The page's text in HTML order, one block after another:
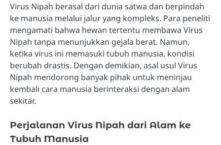
Virus Nipah berasal dari dunia satwa dan berpindah
ke manusia melalui jalur yang kompleks. Para peneliti
mengamati bahwa hewan tertentu membawa Virus
Nipah tanpa menunjukkan gejala berat. Namun,
ketika virus ini memasuki tubuh manusia, kondisi
berubah drastis. Dengan demikian, asal usul Virus
Nipah mendorong banyak pihak untuk meninjau
kembali cara manusia berinteraksi dengan alam
sekitar.
Perjalanan Virus Nipah dari Alam ke
Tubuh Manusia